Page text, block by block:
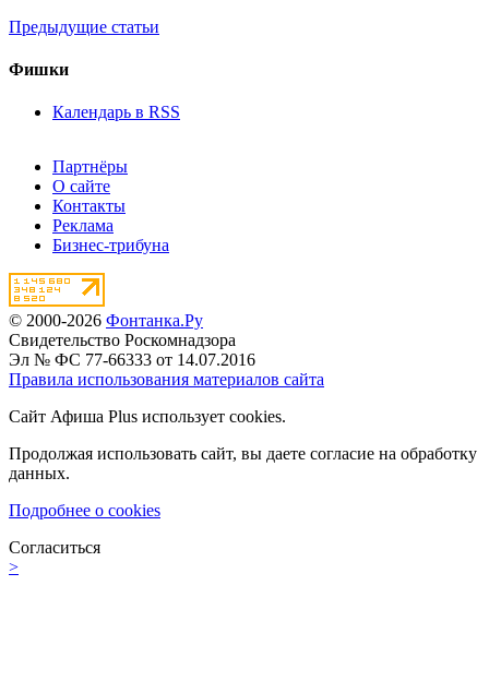
Предыдущие статьи
Фишки
Календарь в RSS
Партнёры
О сайте
Контакты
Реклама
Бизнес-трибуна
© 2000-2026 Фонтанка.Ру
Свидетельство Роскомнадзора
Эл № ФС 77-66333 от 14.07.2016
Правила использования материалов сайта
Сайт Афиша Plus использует cookies.
Продолжая использовать сайт, вы даете согласие на обработку
данных.
Подробнее о cookies
Согласиться
>